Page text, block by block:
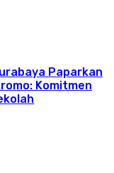
Paparkan
Komitmen